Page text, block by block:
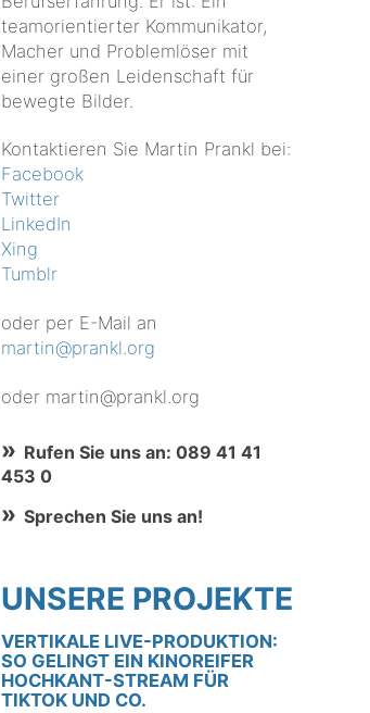
teamorientierter Kommunikator,
Macher und Problemlöser mit
einer großen Leidenschaft für
bewegte Bilder.
Kontaktieren Sie Martin Prankl bei:
Facebook
Twitter
LinkedIn
Xing
Tumblr
oder per E-Mail an
martin@prankl.org
oder martin@prankl.org
Rufen Sie uns an: 089 41 41
453 0
Sprechen Sie uns an!
UNSERE PROJEKTE
VERTIKALE LIVE-PRODUKTION:
SO GELINGT EIN KINOREIFER
HOCHKANT-STREAM FÜR
TIKTOK UND CO.